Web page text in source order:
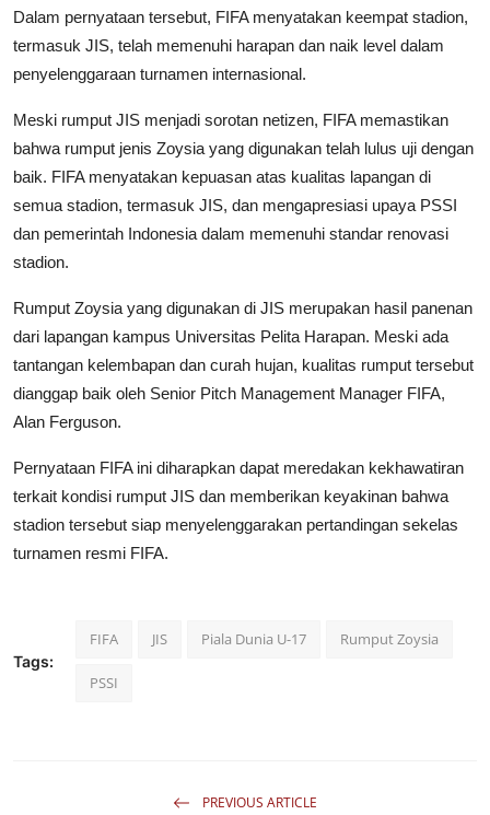
Dalam pernyataan tersebut, FIFA menyatakan keempat stadion,
termasuk JIS, telah memenuhi harapan dan naik level dalam
penyelenggaraan turnamen internasional.
Meski rumput JIS menjadi sorotan netizen, FIFA memastikan
bahwa rumput jenis Zoysia yang digunakan telah lulus uji dengan
baik. FIFA menyatakan kepuasan atas kualitas lapangan di
semua stadion, termasuk JIS, dan mengapresiasi upaya PSSI
dan pemerintah Indonesia dalam memenuhi standar renovasi
stadion.
Rumput Zoysia yang digunakan di JIS merupakan hasil panenan
dari lapangan kampus Universitas Pelita Harapan. Meski ada
tantangan kelembapan dan curah hujan, kualitas rumput tersebut
dianggap baik oleh Senior Pitch Management Manager FIFA,
Alan Ferguson.
Pernyataan FIFA ini diharapkan dapat meredakan kekhawatiran
terkait kondisi rumput JIS dan memberikan keyakinan bahwa
stadion tersebut siap menyelenggarakan pertandingan sekelas
turnamen resmi FIFA.
Tags:
FIFA JIS Piala Dunia U-17 Rumput Zoysia
PSSI
PREVIOUS ARTICLE